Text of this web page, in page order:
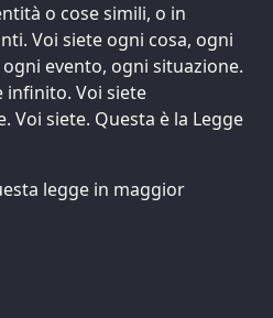
o cose simili, o in
Voi siete ogni cosa, ogni
evento, ogni situazione.
infinito. Voi siete
Voi siete. Questa è la Legge
legge in maggior